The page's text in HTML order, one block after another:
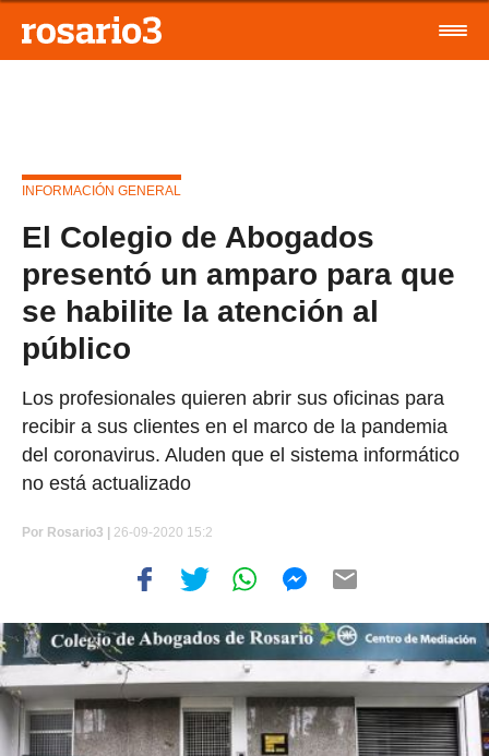
INFORMACIÓN GENERAL
El Colegio de Abogados
presentó un amparo para que
se habilite la atención al
público
Los profesionales quieren abrir sus oficinas para
recibir a sus clientes en el marco de la pandemia
del coronavirus. Aluden que el sistema informático
no está actualizado
Por Rosario3 | 26-09-2020 15:2